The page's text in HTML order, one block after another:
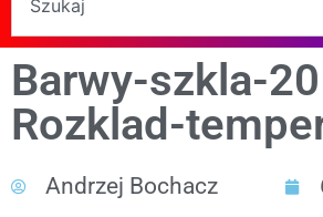
Barwy-szkla-
Rozklad-
Andrzej Bochacz